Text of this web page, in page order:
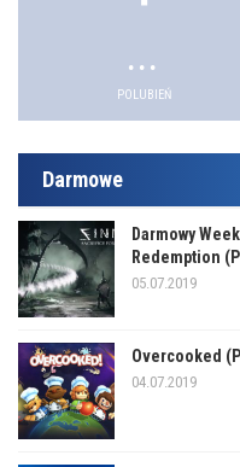
.
POLUBIEŃ
Darmowe
Darmowy
Redemption
05.07.2019
Overcooked
04.07.2019